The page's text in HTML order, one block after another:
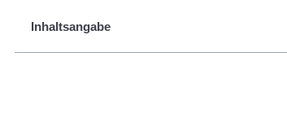
Inhaltsangabe